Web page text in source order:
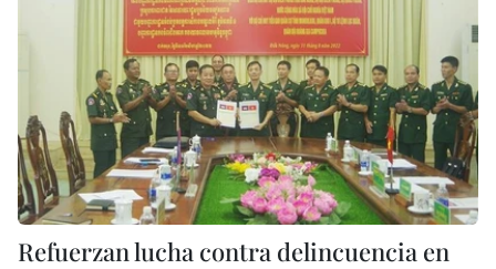
Refuerzan lucha contra delincuencia en